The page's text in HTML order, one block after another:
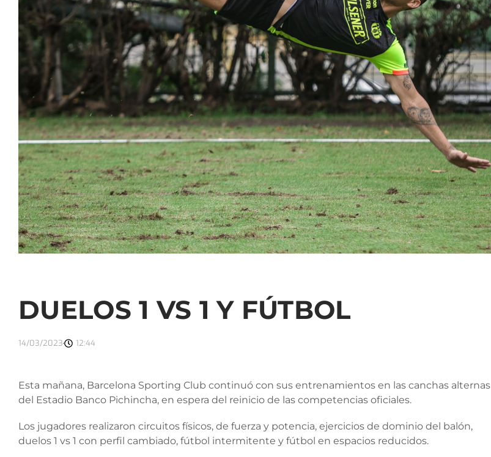
DUELOS 1 VS 1 Y FÚTBOL
14/03/2023 12:44
Esta mañana, Barcelona Sporting Club continuó con sus entrenamientos en las canchas alternas
del Estadio Banco Pichincha, en espera del reinicio de las competencias oficiales.
Los jugadores realizaron circuitos físicos, de fuerza y potencia, ejercicios de dominio del balón,
duelos 1 vs 1 con perfil cambiado, fútbol intermitente y fútbol en espacios reducidos.